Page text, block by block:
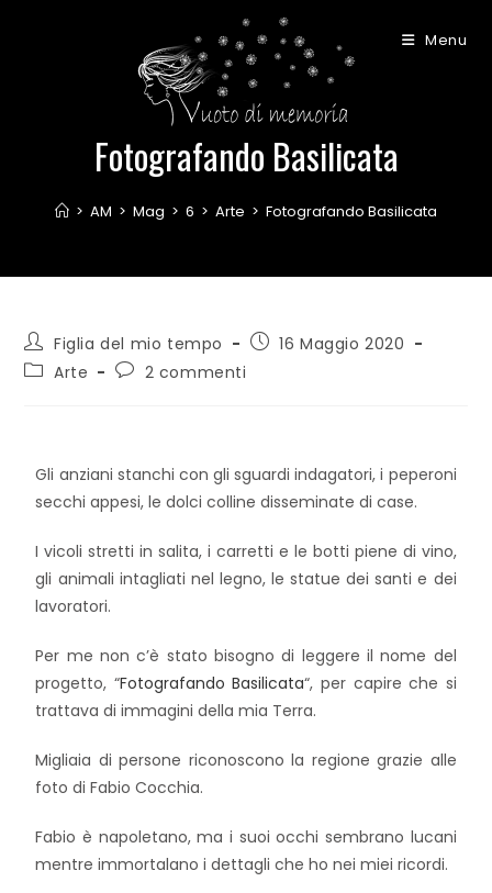
Menu
Fotografando Basilicata
> AM > Mag > 6 > Arte > Fotografando Basilicata
Figlia del mio tempo
16 Maggio 2020
Arte
2 commenti
Gli anziani stanchi con gli sguardi indagatori, i peperoni
secchi appesi, le dolci colline disseminate di case.
I vicoli stretti in salita, i carretti e le botti piene di vino,
gli animali intagliati nel legno, le statue dei santi e dei
lavoratori.
Per me non c’è stato bisogno di leggere il nome del
progetto, “Fotografando Basilicata“, per capire che si
trattava di immagini della mia Terra.
Migliaia di persone riconoscono la regione grazie alle
foto di Fabio Cocchia.
Fabio è napoletano, ma i suoi occhi sembrano lucani
mentre immortalano i dettagli che ho nei miei ricordi.